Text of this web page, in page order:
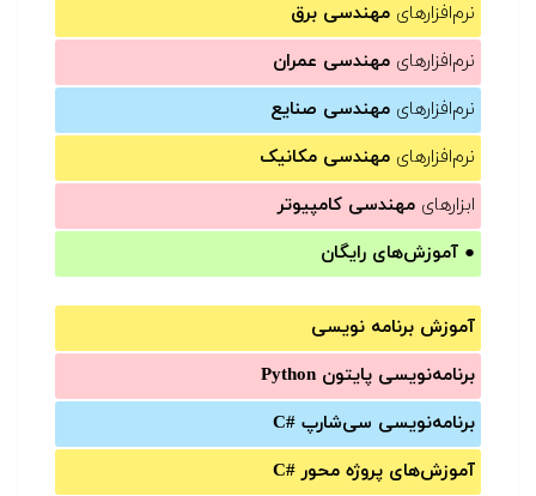
نرم‌افزارهای مهندسی برق
نرم‌افزارهای مهندسی عمران
نرم‌افزارهای مهندسی صنایع
نرم‌افزارهای مهندسی مکانیک
ابزارهای مهندسی کامپیوتر
● آموزش‌های رایگان
آموزش برنامه نویسی
برنامه‌نویسی پایتون Python
برنامه‌‌نویسی سی‌شارپ C#‎
آموزش‌های پروژه محور #C